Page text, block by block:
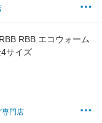
RBB エコウォーム
サイズ
専門店